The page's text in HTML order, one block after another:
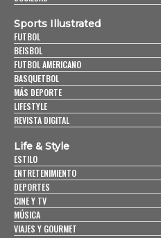
Sports Illustrated
FUTBOL
BEISBOL
FUTBOL AMERICANO
BASQUETBOL
MÁS DEPORTE
LIFESTYLE
REVISTA DIGITAL
Life & Style
ESTILO
ENTRETENIMIENTO
DEPORTES
CINE Y TV
MÚSICA
VIAJES Y GOURMET